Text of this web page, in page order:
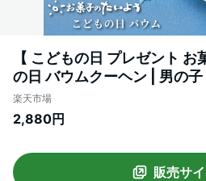
【 こどもの日 プレゼント お
の日 バウムクーヘン | 男の子
のぼり グルテンフリー 米粉
ン スイーツ お取り寄せ ギフ
の日 祖父母 3歳 4歳
楽天市場
2,880円
販売サ